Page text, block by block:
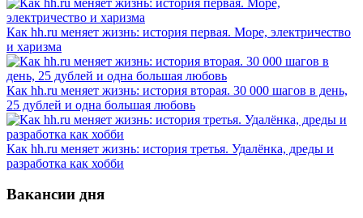
Как hh.ru меняет жизнь: история первая. Море, электричество
и харизма
Как hh.ru меняет жизнь: история вторая. 30 000 шагов в день,
25 дублей и одна большая любовь
Как hh.ru меняет жизнь: история третья. Удалёнка, дреды и
разработка как хобби
Вакансии дня